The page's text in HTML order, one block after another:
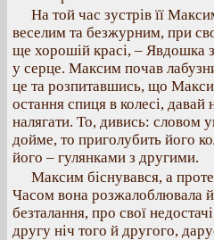
На той час зустрів її
веселим та безжурним, при
ще хорошій красі, – Явдошка
у серце. Максим почав
це та розпитавшись, що
остання спиця в колесі,
налягати. То, дивись: словом
дойме, то приголубить його
його – гулянками з другими.
Максим біснувався, а
Часом вона розжалоблювала
безталання, про свої
другу ніч того й другого,